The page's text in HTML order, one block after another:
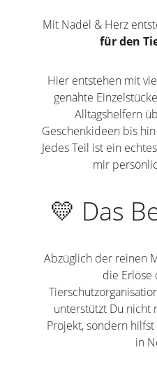
Mit Nadel & Herz
für den
Hier entstehen mit
genähte
Alltagshelfern
Geschenkideen bis
Jedes Teil ist ein
mir
💛 Das
Abzüglich der reinen
die Erlöse
unterstützt Du nicht
Projekt, sondern
in